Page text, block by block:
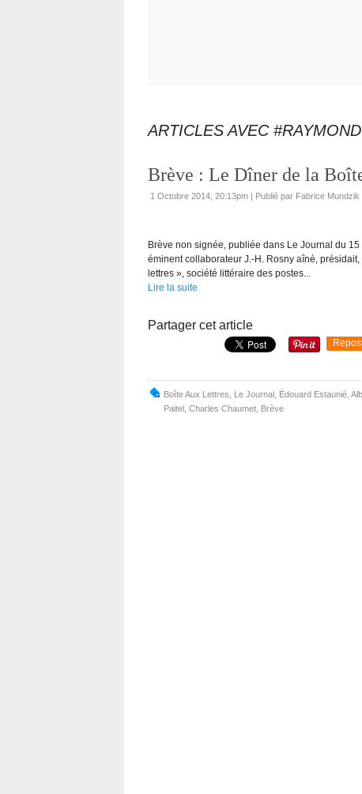
ARTICLES AVEC
Brève : Le Dîner de la
1 Octobre 2014, 20:13pm | Publié par Fabrice Mundzik
Brève non signée, publiée dans Le Journal du
éminent collaborateur J.-H. Rosny aîné,
lettres », société littéraire des postes...
Lire la suite
Partager cet article
Boîte Aux Lettres Le Journal Édouard Estaunié
Paitel Charles Chaumet Brève